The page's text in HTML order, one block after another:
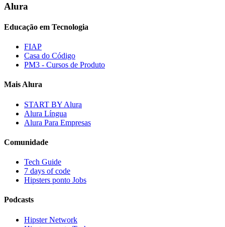
Alura
Educação em Tecnologia
FIAP
Casa do Código
PM3 - Cursos de Produto
Mais Alura
START BY Alura
Alura Língua
Alura Para Empresas
Comunidade
Tech Guide
7 days of code
Hipsters ponto Jobs
Podcasts
Hipster Network